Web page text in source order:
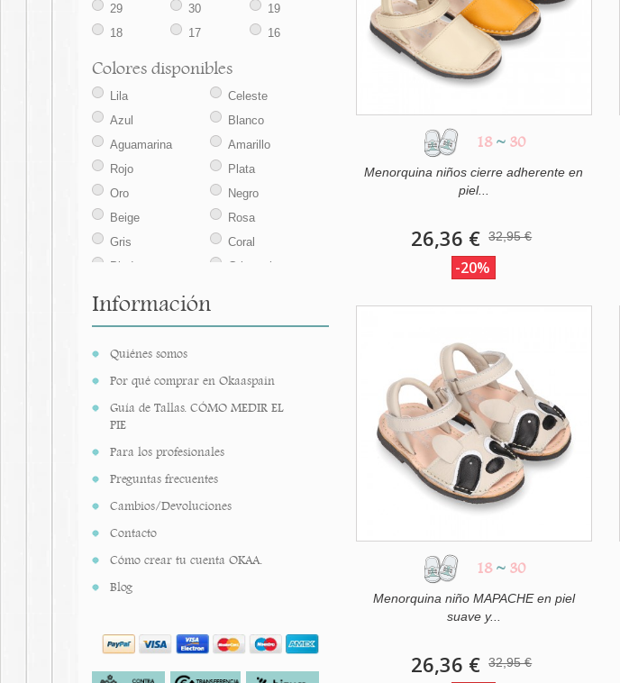
29
30
19
18
17 16
Colores disponibles
Lila
Celeste
Azul
Blanco
Aguamarina
Amarillo
Rojo
Plata
Oro
Negro
Beige
Rosa
Gris
Coral
Piedra
Gris perla
Azulón
Azul marino
Jeans
Topo
Nude
Azul medio
Verde agua
Marfil
Mostaza
Limón
Información
Quiénes somos
Por qué comprar en Okaaspain
Guía de Tallas. CÓMO MEDIR EL
PIE
Para los profesionales
Preguntas frecuentes
Cambios/Devoluciones
Contacto
Cómo crear tu cuenta OKAA.
Blog
18 ~30
Menorquina niños cierre adherente en
piel...
26,36 € 32,95 €
-20%
18 ~30
Menorquina niño MAPACHE en piel
suave y...
26,36 € 32,95 €